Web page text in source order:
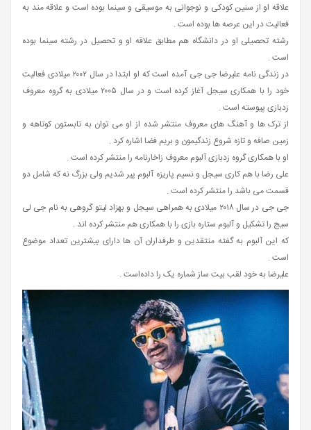
علاقه او از سنین کودکی و نوجوانی به موسیقی و سینما بوده است و علاقه مند به
فعالیت در این عرصه ها بوده است .
رشته تحصیلی او در دانشگاه هم مطابق علاقه او و تحصیل در رشته سینما بوده‌
است .
در زندگی نامه علیرضا جی جی آمده است که او ابتدا در سال ۲۰۰۲ میلادی فعالیت
خود را با همکاری سیجل آغاز کرده است و در سال ۲۰۰۵ میلادی به گروه معروف
زدبازی پیوسته است .
از ترک‌ ها و آهنگ های معروف منتشر شده از او می‌ توان به تابستون کوتاهه و
زمین صافه و تازه شروع زندگیمون و بریم فضا اشاره کرد .
او با همکاری گروه زدبازی آلبوم معروف زاخارنامه را منتشر کرده است .
علی رضا با هم کاری سیجل و نسیم پاریزه آلبوم پیر شدیم ولی بزرگ نه که شامل دو
قسمت می باشد را منتشر کرده است .
جی جی در سال ۲۰۱۸ میلادی به همراهی سیجل و بهزاد لیتو گروهی به نام جی لی
سیج را تشکیل و آلبوم ستاره بازی را با همکاری هم منتشر کرده اند .
که این آلبوم به گفته منتقدین و طرفداران آن ها دارای بیشترین تعداد موضوع
است .
علیرضا به خود لقب بیت ساز شماره یک را داده‌است .